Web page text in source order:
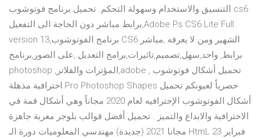
التنسيق والاستخدام وسهولة التحكم. تحميل برنامج فوتوشوب cs6
برابط مباشر دون الحاجة الى التفعيل,Adobe Ps CS6 Lite Full
version 13,برنامج الفوتوشوب CS6 الشهير ومن لا يعرفه ,مباشر
برابط, واحد,سهل,تصميم,تاثيرات,برامج التعديل ,على الصور,برنامج
photoshop ,المؤترات والفلاتر,adobe , تحميل أشكال فوتوشوب
احترافية مذهلة Pro Photoshop Shapes حصرياً لعيونكم تحميل
أشكال الفوتوشوب الإحترافيه لعام 2020 مجاناً وهي أشكال قمة في
الاحترافية والابداع والتميز . تحميل أفضل قوالب بلوجر معربة جاهزة
مجانا 2021 (جديدة) مهندسي المعلوميات دورة الـ HtmL 23 فبراير